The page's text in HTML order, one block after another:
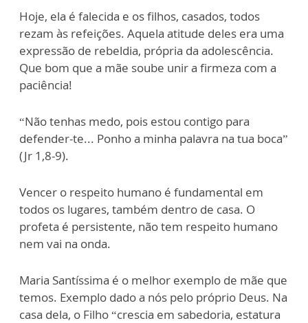
Hoje, ela é falecida e os filhos, casados, todos
rezam às refeições. Aquela atitude deles era uma
expressão de rebeldia, própria da adolescência.
Que bom que a mãe soube unir a firmeza com a
paciência!
“Não tenhas medo, pois estou contigo para
defender-te... Ponho a minha palavra na tua boca”
(Jr 1,8-9).
Vencer o respeito humano é fundamental em
todos os lugares, também dentro de casa. O
profeta é persistente, não tem respeito humano
nem vai na onda.
Maria Santíssima é o melhor exemplo de mãe que
temos. Exemplo dado a nós pelo próprio Deus. Na
casa dela, o Filho “crescia em sabedoria, estatura